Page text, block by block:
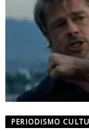
PERIODISMO